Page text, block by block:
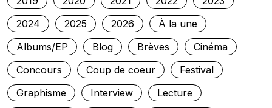
2024
2025 2026
À la une
Albums/EP
Blog Brèves
Cinéma
Concours
Coup de coeur
Festival
Graphisme
Interview
Lecture